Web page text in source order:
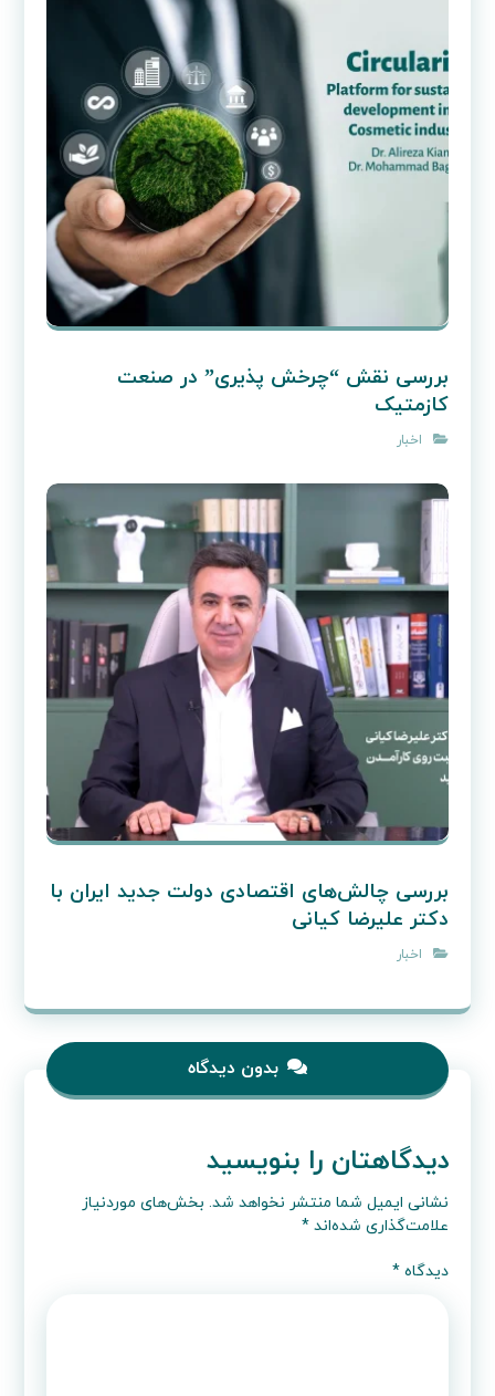
بررسی نقش “چرخش‌ پذیری” در صنعت
کازمتیک
اخبار
بررسی چالش‌های اقتصادی دولت جدید ایران با
دکتر علیرضا کیانی
اخبار
بدون دیدگاه
دیدگاهتان را بنویسید
نشانی ایمیل شما منتشر نخواهد شد. بخش‌های موردنیاز
علامت‌گذاری شده‌اند*
دیدگاه*